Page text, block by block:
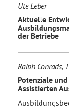
Ute Leber
Aktuelle
der Betriebe
Ralph Conrads,
Potenziale
Assistierten